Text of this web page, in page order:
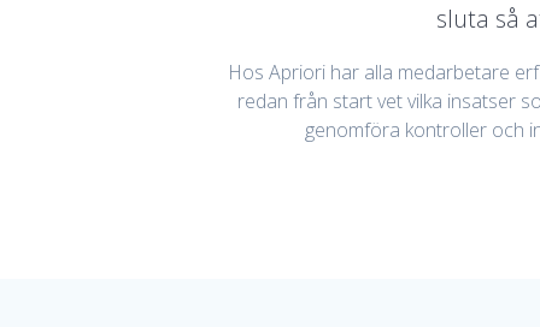
sluta så
Hos Apriori har alla medarbetare
redan från start vet vilka insatser
genomföra kontroller och